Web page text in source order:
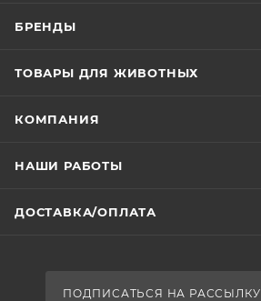
БРЕНДЫ
ТОВАРЫ ДЛЯ ЖИВОТНЫХ
КОМПАНИЯ
НАШИ РАБОТЫ
ДОСТАВКА/ОПЛАТА
ПОДПИСАТЬСЯ НА РАССЫЛКУ